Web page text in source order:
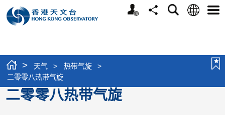
个
分
搜
语
选
> 天气 > 热带气旋
>
二零零八热带气旋
二零零八热带气旋